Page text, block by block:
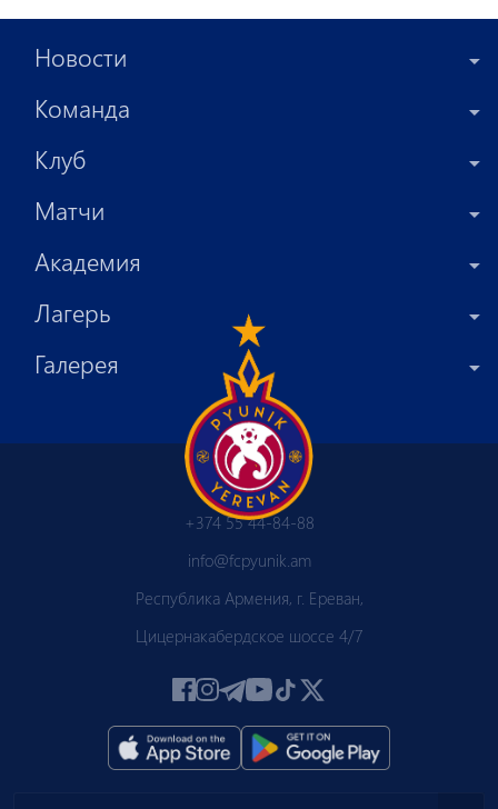
Новости
Команда
Клуб
Матчи
Академия
Лагерь
Галерея
+374 55 44-84-88
info@fcpyunik.am
Республика Армения, г. Ереван,
Цицернакабердское шоссе 4/7